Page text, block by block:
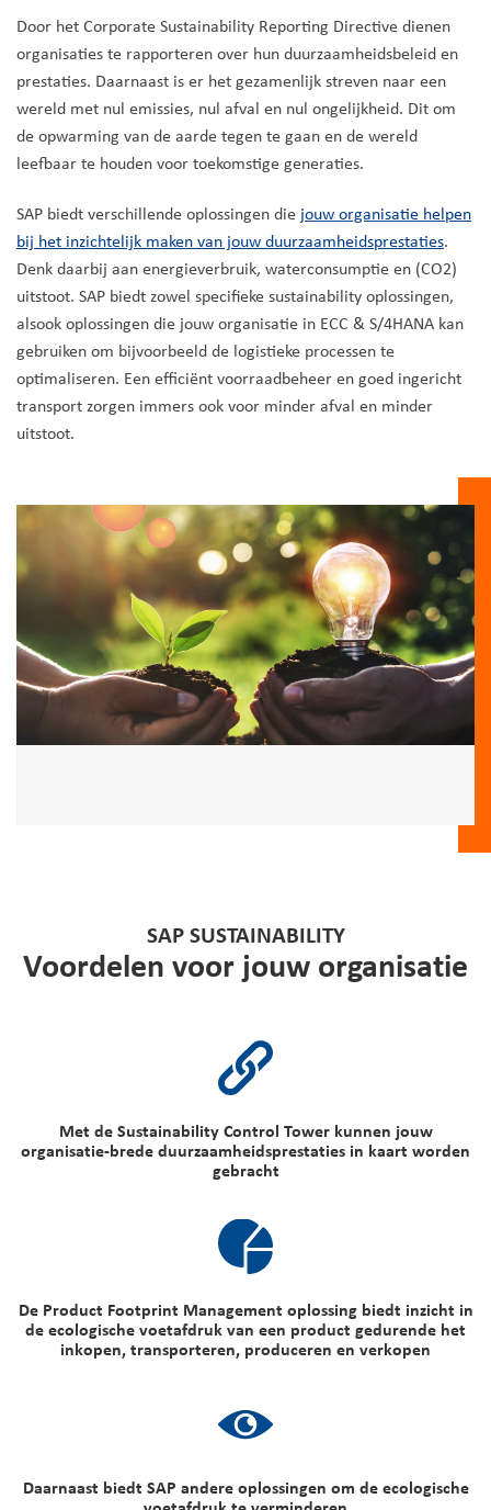
Door het Corporate Sustainability Reporting Directive dienen
organisaties te rapporteren over hun duurzaamheidsbeleid en
prestaties. Daarnaast is er het gezamenlijk streven naar een
wereld met nul emissies, nul afval en nul ongelijkheid. Dit om
de opwarming van de aarde tegen te gaan en de wereld
leefbaar te houden voor toekomstige generaties.
SAP biedt verschillende oplossingen die jouw organisatie helpen
bij het inzichtelijk maken van jouw duurzaamheidsprestaties.
Denk daarbij aan energieverbruik, waterconsumptie en (CO2)
uitstoot. SAP biedt zowel specifieke sustainability oplossingen,
alsook oplossingen die jouw organisatie in ECC & S/4HANA kan
gebruiken om bijvoorbeeld de logistieke processen te
optimaliseren. Een efficiënt voorraadbeheer en goed ingericht
transport zorgen immers ook voor minder afval en minder
uitstoot.
SAP SUSTAINABILITY
Voordelen voor jouw organisatie
Met de Sustainability Control Tower kunnen jouw
organisatie-brede duurzaamheidsprestaties in kaart worden
gebracht
De Product Footprint Management oplossing biedt inzicht in
de ecologische voetafdruk van een product gedurende het
inkopen, transporteren, produceren en verkopen
Daarnaast biedt SAP andere oplossingen om de ecologische